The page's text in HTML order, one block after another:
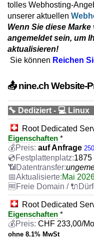
tolles Webhosting-
unserer aktuellen
Wenn Sie diese
angemeldet sein, um
aktualisieren!
Sie können Reichen
📤 nine.ch Website-
🔧 Dediziert - 💻 Linux
Root Dedicated
Eigenschaften *
auf Anfrage
1875
Mai
Root Dedicated
Eigenschaften *
CHF 233,00/
ohne 8.1% MwSt